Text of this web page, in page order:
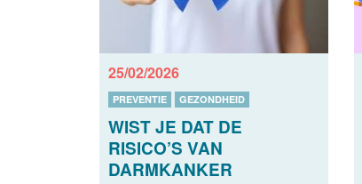
25/02/2026
PREVENTIE GEZONDHEID
WIST JE DAT DE
RISICO’S VAN
DARMKANKER